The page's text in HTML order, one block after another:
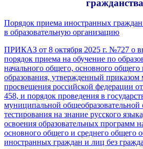
гражданства
Порядок приема иностранных граждан
в образовательную организацию
ПРИКАЗ от 8 октября 2025 г. №727 о
порядок приема на обучение по
начального общего, основного общего
образования, утвержденный приказом
просвещения российской федерации
458, и порядок проведения в
муниципальной общеобразовательной
тестирования на знание русского
освоения образовательных программ
основного общего и среднего общего
иностранных граждан и лиц без